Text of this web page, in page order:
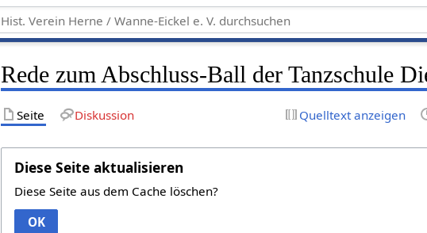
Rede zum Abschluss-Ball der Tanzschule
Seite Diskussion Quelltext anzeigen
Diese Seite aktualisieren
Diese Seite aus dem Cache löschen?
OK